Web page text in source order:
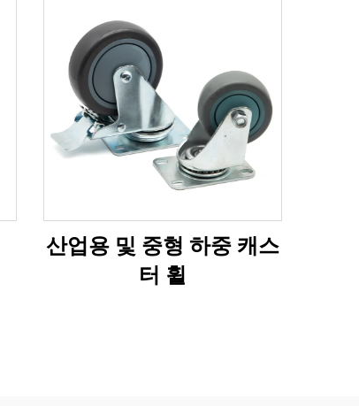
산업용 및 중형 하중 캐스
터 휠